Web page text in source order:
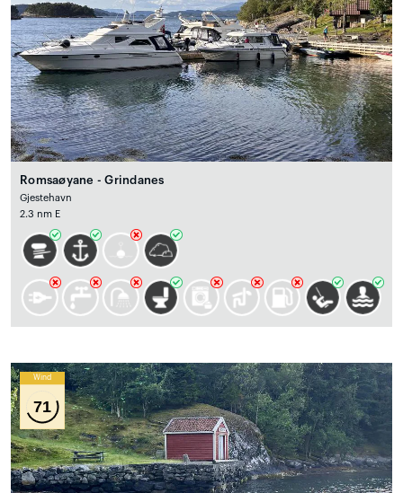
Romsaøyane - Grindanes
Gjestehavn
2.3 nm E
Wind
71